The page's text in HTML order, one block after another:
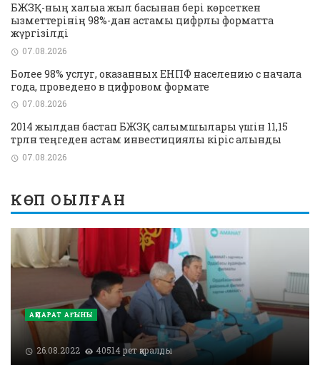
БЖЗҚ-ның халыққа жыл басынан бері көрсеткен
қызметтерінің 98%-дан астамы цифрлық форматта
жүргізілді
07.08.2026
Более 98% услуг, оказанных ЕНПФ населению с начала
года, проведено в цифровом формате
07.08.2026
2014 жылдан бастап БЖЗҚ салымшылары үшін 11,15
трлн теңгеден астам инвестициялық кіріс алынды
07.08.2026
КӨП ОҚЫЛҒАН
АҚПАРАТ АҒЫНЫ
26.08.2022 40514 рет қаралды